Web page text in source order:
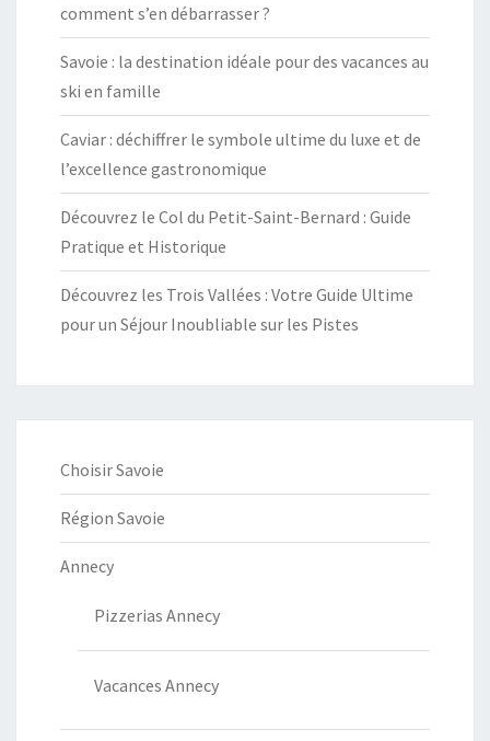
comment s’en débarrasser ?
Savoie : la destination idéale pour des vacances au
ski en famille
Caviar : déchiffrer le symbole ultime du luxe et de
l’excellence gastronomique
Découvrez le Col du Petit-Saint-Bernard : Guide
Pratique et Historique
Découvrez les Trois Vallées : Votre Guide Ultime
pour un Séjour Inoubliable sur les Pistes
Choisir Savoie
Région Savoie
Annecy
Pizzerias Annecy
Vacances Annecy